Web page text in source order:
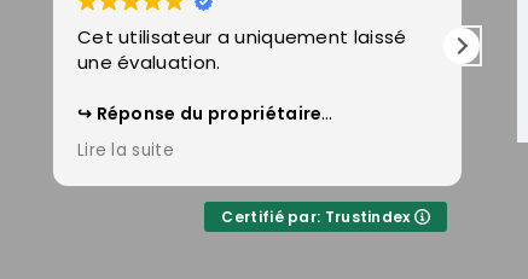
Cet utilisateur a uniquement laissé
une évaluation.
Réponse du propriétaire
Merci
Lire la suite
Certifié par: Trustindex